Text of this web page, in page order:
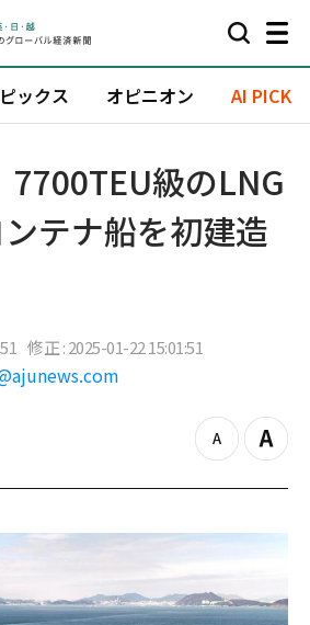
ックス オピニオン AI PICK
7700TEU級のLNG
テナ船を初建造
修正 : 2025-01-22 15:01:51
z
o
o
t
Z
o
i